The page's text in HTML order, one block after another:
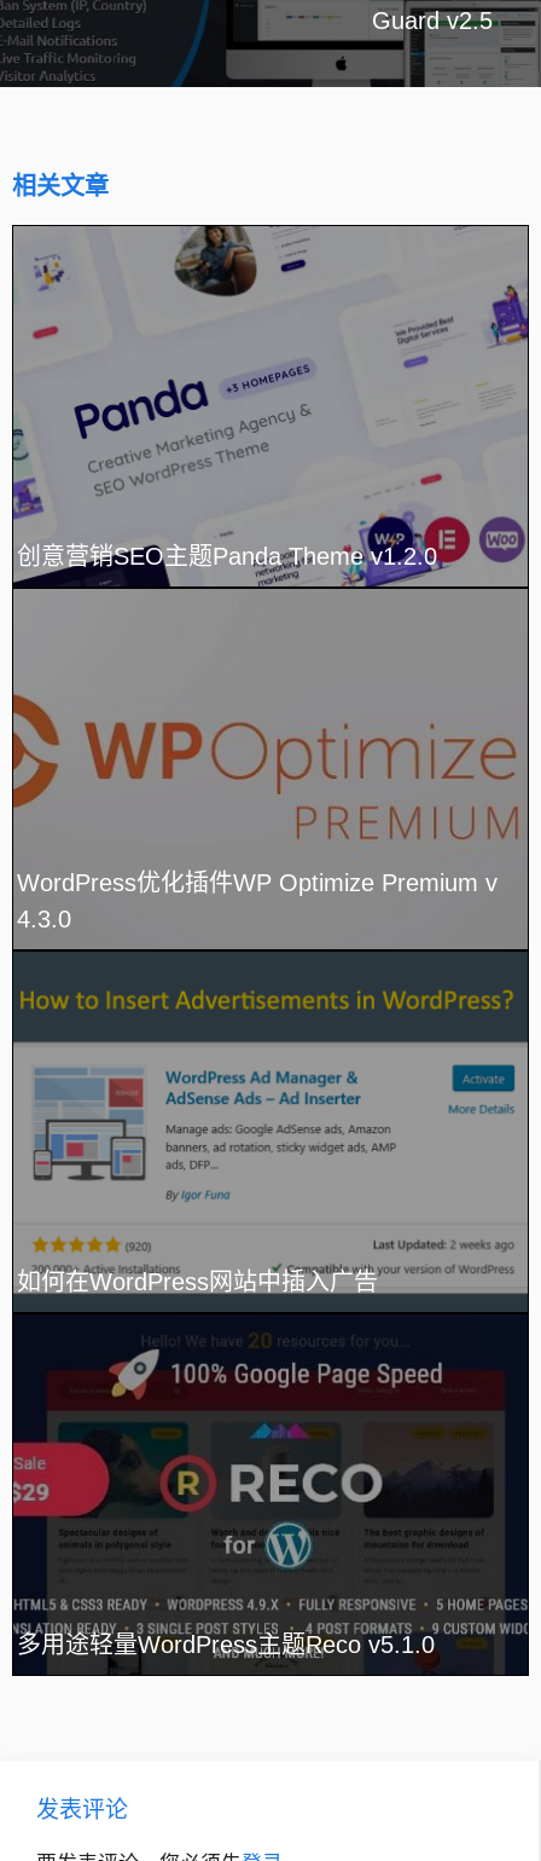
Guard v2.5
相关文章
创意营销SEO主题Panda Theme v1.2.0
WordPress优化插件WP Optimize Premium v​​
4.3.0
如何在WordPress网站中插入广告
多用途轻量WordPress主题Reco v5.1.0
发表评论